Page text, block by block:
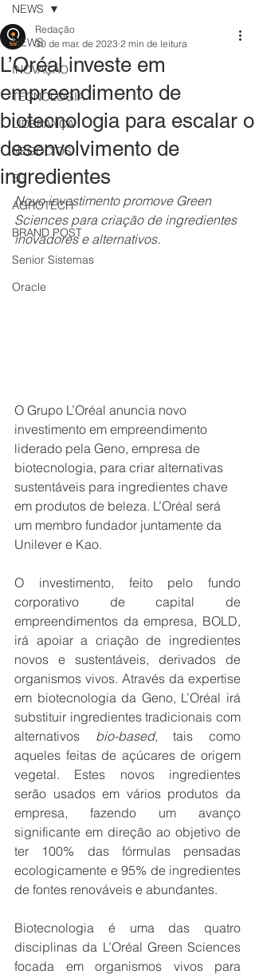
NEWS
INOVAÇÃO
TECNOLOGIA
LIDERANÇA
NEGÓCIOS
5G
AGROTECH
BRAND POST
Senior Sistemas
Oracle
NEWS
L’Oréal investe em
empreendimento de
biotecnologia para escalar o
desenvolvimento de
ingredientes
Redação
30 de mar. de 2023 2 min de leitura
Novo investimento promove Green
Sciences para criação de ingredientes
inovadores e alternativos.
O Grupo L’Oréal anuncia novo
investimento em empreendimento
liderado pela Geno, empresa de
biotecnologia, para criar alternativas
sustentáveis para ingredientes chave
em produtos de beleza. L’Oréal será
um membro fundador juntamente da
Unilever e Kao.
O investimento, feito pelo fundo
corporativo de capital de
empreendimentos da empresa, BOLD,
irá apoiar a criação de ingredientes
novos e sustentáveis, derivados de
organismos vivos. Através da expertise
em biotecnologia da Geno, L’Oréal irá
substituir ingredientes tradicionais com
alternativos bio-based, tais como
aqueles feitas de açúcares de origem
vegetal. Estes novos ingredientes
serão usados em vários produtos da
empresa, fazendo um avanço
significante em direção ao objetivo de
ter 100% das fórmulas pensadas
ecologicamente e 95% de ingredientes
de fontes renováveis e abundantes.
Biotecnologia é uma das quatro
disciplinas da L’Oréal Green Sciences
focada em organismos vivos para